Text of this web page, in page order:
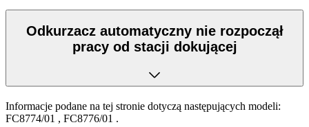
Odkurzacz automatyczny nie rozpoczął
pracy od stacji dokującej
Informacje podane na tej stronie dotyczą następujących modeli:
FC8774/01 , FC8776/01 .